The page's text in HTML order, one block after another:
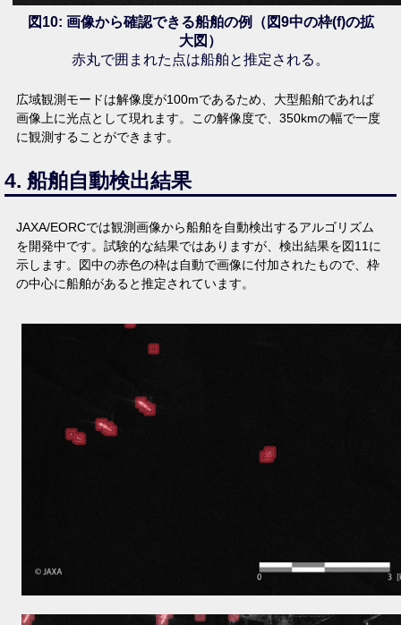
図10: 画像から確認できる船舶の例（図9中の枠(f)の拡
大図）
赤丸で囲まれた点は船舶と推定される。
広域観測モードは解像度が100mであるため、大型船舶であれば
画像上に光点として現れます。この解像度で、350kmの幅で一度
に観測することができます。
4. 船舶自動検出結果
JAXA/EORCでは観測画像から船舶を自動検出するアルゴリズム
を開発中です。試験的な結果ではありますが、検出結果を図11に
示します。図中の赤色の枠は自動で画像に付加されたもので、枠
の中心に船舶があると推定されています。